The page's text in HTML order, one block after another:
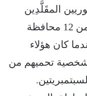
المقَلَّدِين
حينما سقطت صنعاء ومعها أكثر من 12 محافظة
كان هؤلاء
شخصية تحميهم من